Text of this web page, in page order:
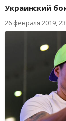
Украинский
26 февраля 2019,